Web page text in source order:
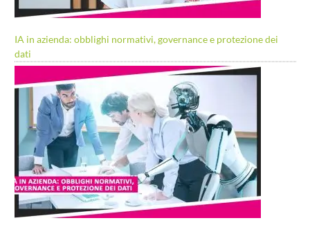
IA in azienda: obblighi normativi, governance e protezione dei
dati